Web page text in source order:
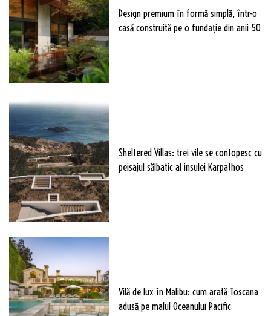
Design premium în formă simplă, într-o
casă construită pe o fundație din anii 50
Sheltered Villas: trei vile se contopesc cu
peisajul sălbatic al insulei Karpathos
Vilă de lux în Malibu: cum arată Toscana
adusă pe malul Oceanului Pacific